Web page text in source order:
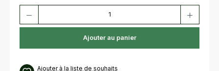
Ajouter au panier
Ajouter à la liste de souhaits